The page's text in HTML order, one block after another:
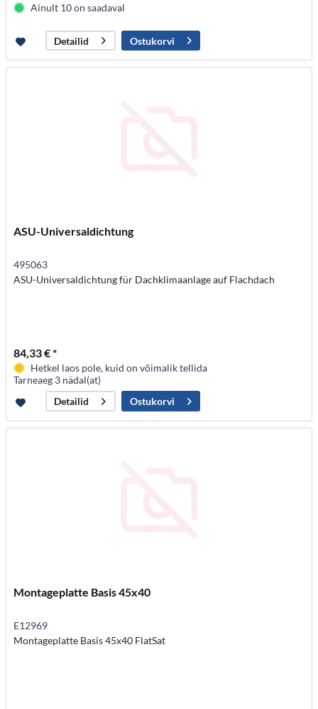
Ainult 10 on saadaval
Detailid Ostukorvi
ASU-Universaldichtung
495063
ASU-Universaldichtung für Dachklimaanlage auf Flachdach
84,33 € *
Hetkel laos pole, kuid on võimalik tellida
Tarneaeg 3 nädal(at)
Detailid
Ostukorvi
Montageplatte Basis 45x40
E12969
Montageplatte Basis 45x40 FlatSat